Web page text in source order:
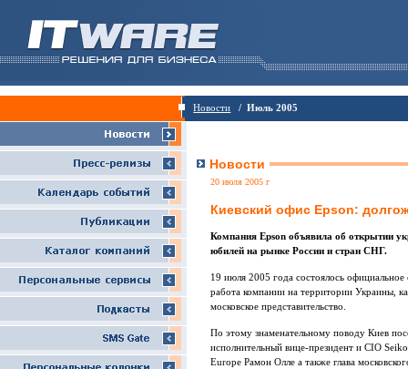
Новости / Июль 2005
Новости
20 июля 2005 г
Киевский офис Epson:
Компания Epson объявила об открытии
юбилей на рынке России и стран СНГ.
19 июля 2005 года состоялось
работа компании на территории Украины,
московское представительство.
По этому знаменательному поводу Киев
исполнительный вице-президент и CIO
Europe Рамон Олле а также глава